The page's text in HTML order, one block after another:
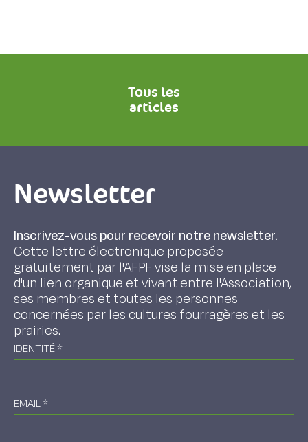
Tous les
articles
Newsletter
Inscrivez-vous pour recevoir notre newsletter.
Cette lettre électronique proposée
gratuitement par l'AFPF vise la mise en place
d'un lien organique et vivant entre l'Association,
ses membres et toutes les personnes
concernées par les cultures fourragères et les
prairies.
IDENTITÉ*
EMAIL*